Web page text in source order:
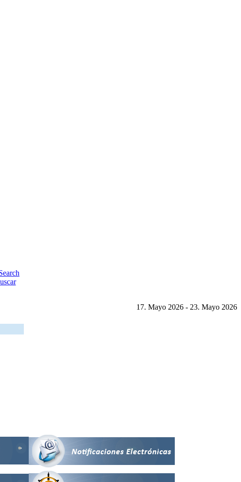
17. Mayo 2026 - 23. Mayo 2026